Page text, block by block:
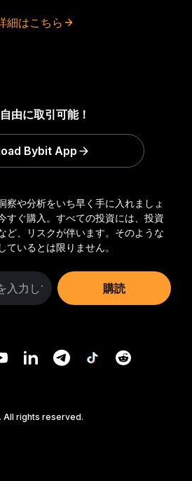
細はこちら
察や分析をいち早く手に入れましょ
すぐ購入。 すべての投資には、投資
ど、リスクが伴います。そのような
いるとは限りません。
購読
rights reserved.
由に取引可能！
Bybit App